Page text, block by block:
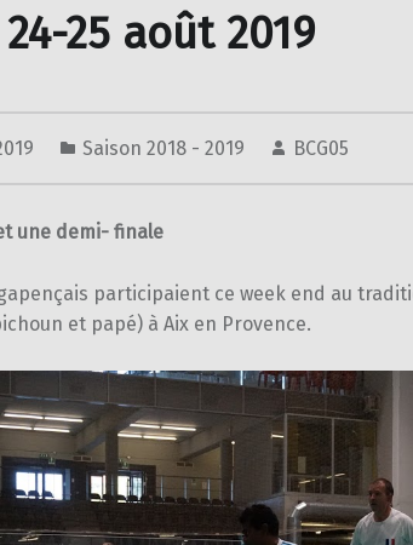
25 août 2019
Saison 2018 - 2019 BCG05
une demi- finale
participaient ce week end au
et papé) à Aix en Provence.